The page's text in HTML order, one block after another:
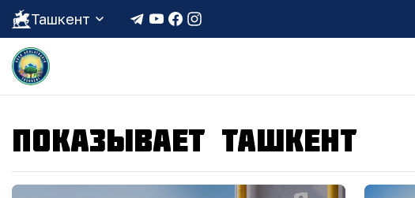
Ташкент
ПОКАЗЫВАЕТ ТАШКЕНТ